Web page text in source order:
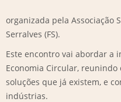
organizada pela Associação
Serralves (FS).
Este encontro vai abordar a
Economia Circular,
soluções que já existem, e
indústrias.